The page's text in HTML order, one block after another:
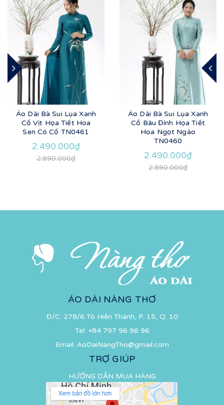
Áo Dài Bà Sui Lụa Xanh
Cổ Vịt Họa Tiết Hoa
Sen Có Cổ TN0461
2.490.000₫
2.890.000₫
Áo Dài Bà Sui Lụa Xanh
Cổ Bâu Đính Họa Tiết
Hoa Ngọt Ngào
TN0460
2.490.000₫
2.890.000₫
ÁO DÀI NÀNG THƠ
Đ/C: 278/6 Tô Hiến Thành, P. 15, Q. 10
Tel: +84 797 96 96 96
Email: AoDaiNangTho@gmail.com
TRỢ GIÚP
HƯỚNG DẪN MUA HÀNG